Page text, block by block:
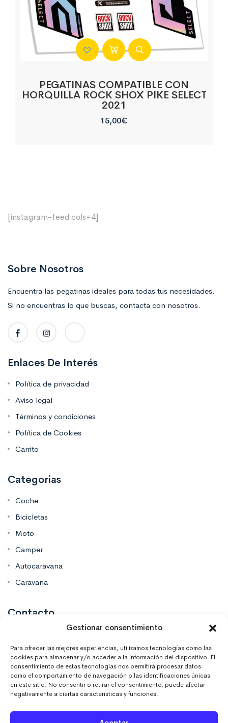
Gestionar consentimiento
Para ofrecer las mejores experiencias, utilizamos tecnologías como las
cookies para almacenar y/o acceder a la información del dispositivo. El
consentimiento de estas tecnologías nos permitirá procesar datos
como el comportamiento de navegación o las identificaciones únicas
en este sitio. No consentir o retirar el consentimiento, puede afectar
negativamente a ciertas características y funciones.
PEGATINAS COMPATIBLE CON
HORQUILLA ROCK SHOX PIKE SELECT
2021
15,00€
[instagram-feed cols=4]
Sobre Nosotros
Encuentra las pegatinas ideales para todas tus necesidades.
Si no encuentras lo que buscas, contacta con nosotros.
Enlaces De Interés
Política de privacidad
Aviso legal
Términos y condiciones
Política de Cookies
Carrito
Categorias
Coche
Bicicletas
Moto
Camper
Autocaravana
Caravana
Contacto
637 671 470